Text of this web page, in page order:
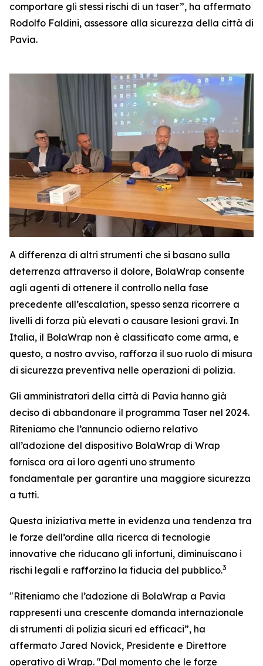
comportare gli stessi rischi di un taser”, ha affermato
Rodolfo Faldini, assessore alla sicurezza della città di
Pavia.
A differenza di altri strumenti che si basano sulla
deterrenza attraverso il dolore, BolaWrap consente
agli agenti di ottenere il controllo nella fase
precedente all’escalation, spesso senza ricorrere a
livelli di forza più elevati o causare lesioni gravi. In
Italia, il BolaWrap non è classificato come arma, e
questo, a nostro avviso, rafforza il suo ruolo di misura
di sicurezza preventiva nelle operazioni di polizia.
Gli amministratori della città di Pavia hanno già
deciso di abbandonare il programma Taser nel 2024.
Riteniamo che l’annuncio odierno relativo
all’adozione del dispositivo BolaWrap di Wrap
fornisca ora ai loro agenti uno strumento
fondamentale per garantire una maggiore sicurezza
a tutti.
Questa iniziativa mette in evidenza una tendenza tra
le forze dell’ordine alla ricerca di tecnologie
innovative che riducano gli infortuni, diminuiscano i
rischi legali e rafforzino la fiducia del pubblico.3
"Riteniamo che l’adozione di BolaWrap a Pavia
rappresenti una crescente domanda internazionale
di strumenti di polizia sicuri ed efficaci”, ha
affermato Jared Novick, Presidente e Direttore
operativo di Wrap. "Dal momento che le forze